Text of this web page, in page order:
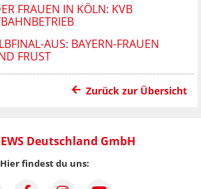
FRAUEN IN KÖLN: KVB
AUS: BAYERN-FRAUEN
FRUST
Zurück zur Übersicht
Deutschland GmbH
Hier findest du uns: